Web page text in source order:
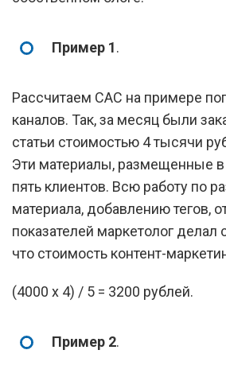
Пример 1.
Рассчитаем CAC на примере
каналов. Так, за месяц были
статьи стоимостью 4 тысячи
Эти материалы, размещенные в
пять клиентов. Всю работу по
материала, добавлению тегов,
показателей маркетолог делал
что стоимость контент-
(4000 х 4) / 5 = 3200 рублей.
Пример 2.